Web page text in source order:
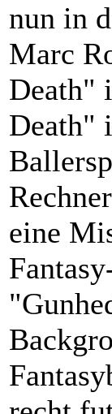
nun in
Marc
Death"
Death"
eine